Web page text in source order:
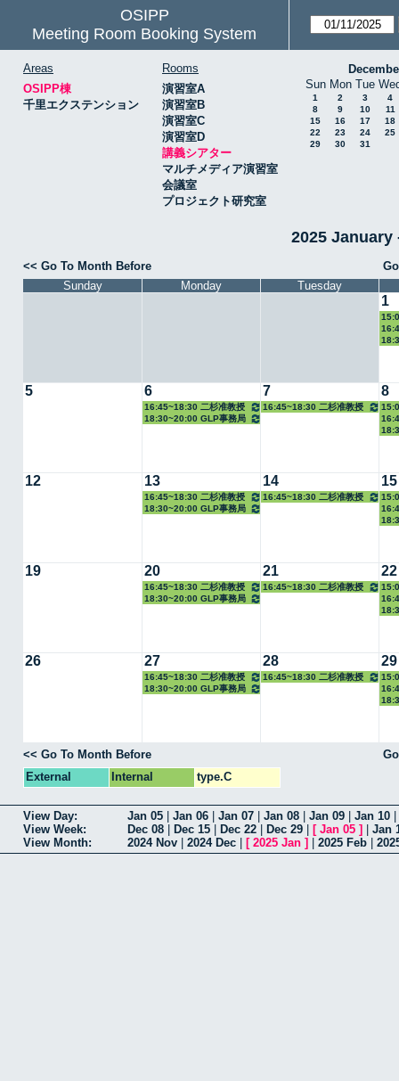
OSIPP
Meeting Room Booking System
Areas
OSIPP棟
千里エクステンション
Rooms
演習室A
演習室B
演習室C
演習室D
講義シアター
マルチメディア演習室
会議室
プロジェクト研究室
Sun Mon Tue
1 2 3
4
8
9 10
11
15
16 17
18
22
23 24
25
29
30 31
2025 January
<< Go To Month Before
Sunday
Monday Tuesday
1
5 6
16:45~18:30 二杉准教授
18:30~20:00 GLP事務局
7
16:45~18:30 二杉准教授
8
12 13
16:45~18:30 二杉准教授
18:30~20:00 GLP事務局
14
16:45~18:30 二杉准教授
15
19 20
16:45~18:30 二杉准教授
18:30~20:00 GLP事務局
21
16:45~18:30 二杉准教授
22
26 27
16:45~18:30 二杉准教授
18:30~20:00 GLP事務局
28
16:45~18:30 二杉准教授
29
<< Go To Month Before
External
Internal type.C
View Day: Jan 05 Jan 06 Jan 07 Jan 08 Jan 09 Jan 10
View Week:
Dec 08 Dec 15 Dec 22 Dec 29 [ Jan 05 ]
Jan
View Month:
2024 Nov 2024 Dec [ 2025 Jan ] 2025 Feb